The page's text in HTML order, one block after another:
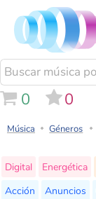
0 0
Música Géneros
Digital Energética
Acción
Anuncios